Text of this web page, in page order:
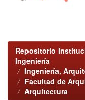
Repositorio
Ingeniería
Ingeniería,
Facultad de
Arquitectura